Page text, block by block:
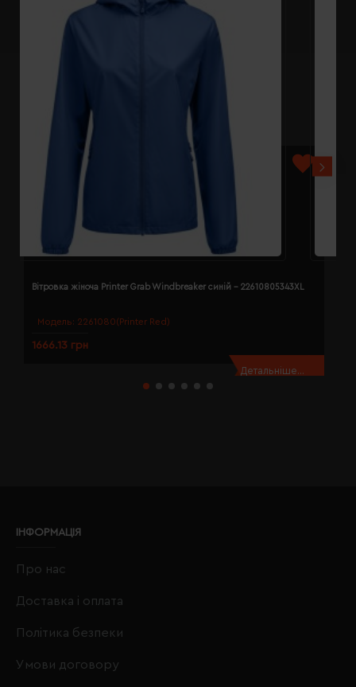
Модель: 2261080(Printer Red)
Вітровка жіноча Printer Grab Windbreaker синій - 22610805343XL
1666.13 грн
Детальніше...
ІНФОРМАЦІЯ
Про нас
Доставка і оплата
Політика безпеки
Умови договору